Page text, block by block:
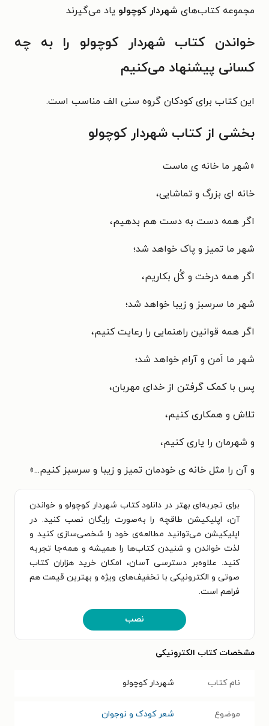
مجموعه کتاب‌های شهردار کوچولو یاد می‌گیرند
خواندن کتاب شهردار کوچولو را به چه
کسانی پیشنهاد می‌کنیم
این کتاب برای کودکان گروه سنی الف مناسب است.
بخشی از کتاب شهردار کوچولو
«شهر ما خانه ی ماست
خانه ای بزرگ و تماشایی،
اگر همه دست به دست هم بدهیم،
شهر ما تمیز و پاک خواهد شد؛
اگر همه درخت و گُل بکاریم،
شهر ما سرسبز و زیبا خواهد شد؛
اگر همه قوانین راهنمایی را رعایت کنیم،
شهر ما اَمن و آرام خواهد شد؛
پس با کمک گرفتن از خدای مهربان،
تلاش و همکاری کنیم،
و شهرمان را یاری کنیم،
و آن را مثل خانه ی خودمان تمیز و زیبا و سرسبز کنیم...»
برای تجربه‌ای بهتر در دانلود کتاب شهردار کوچولو و خواندن
آن، اپلیکیشن طاقچه را به‌صورت رایگان نصب کنید. در
اپلیکیشن می‌توانید مطالعه‌ی خود را شخصی‌سازی کنید و
لذت خواندن و شنیدن کتاب‌ها را همیشه و همه‌جا تجربه
کنید. علاوه‌بر دسترسی آسان، امکان خرید هزاران کتاب
صوتی و الکترونیکی با تخفیف‌های ویژه و بهترین قیمت هم
فراهم است.
نصب
مشخصات کتاب الکترونیکی
نام کتاب شهردار کوچولو
موضوع شعر کودک و نوجوان